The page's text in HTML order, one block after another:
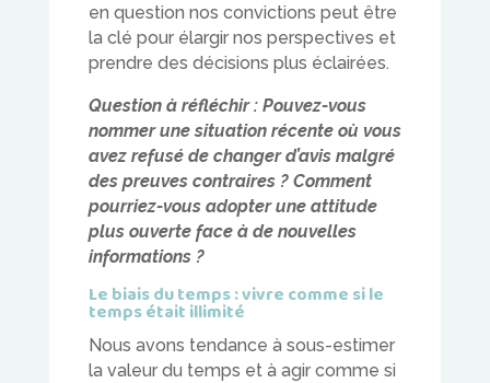
en question nos convictions peut être
la clé pour élargir nos perspectives et
prendre des décisions plus éclairées.
Question à réfléchir : Pouvez-vous
nommer une situation récente où vous
avez refusé de changer d’avis malgré
des preuves contraires ? Comment
pourriez-vous adopter une attitude
plus ouverte face à de nouvelles
informations ?
Le biais du temps : vivre comme si le
temps était illimité
Nous avons tendance à sous-estimer
la valeur du temps et à agir comme si